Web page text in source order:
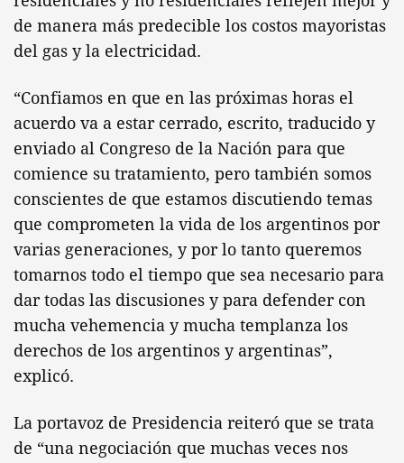
de manera más predecible los costos mayoristas
del gas y la electricidad.
“Confiamos en que en las próximas horas el
acuerdo va a estar cerrado, escrito, traducido y
enviado al Congreso de la Nación para que
comience su tratamiento, pero también somos
conscientes de que estamos discutiendo temas
que comprometen la vida de los argentinos por
varias generaciones, y por lo tanto queremos
tomarnos todo el tiempo que sea necesario para
dar todas las discusiones y para defender con
mucha vehemencia y mucha templanza los
derechos de los argentinos y argentinas”,
explicó.
La portavoz de Presidencia reiteró que se trata
de “una negociación que muchas veces nos